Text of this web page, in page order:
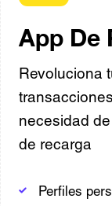
App De
Revoluciona
necesidad
de recarga
Perfiles